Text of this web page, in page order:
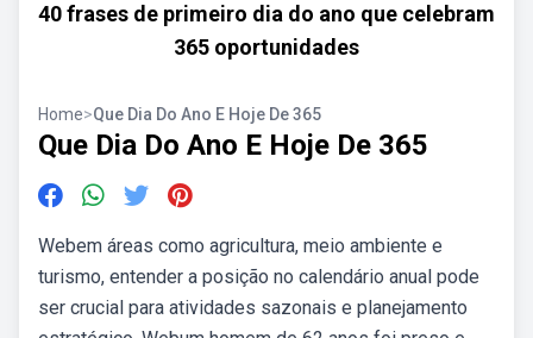
40 frases de primeiro dia do ano que celebram
365 oportunidades
Home>Que Dia Do Ano E Hoje De 365
Que Dia Do Ano E Hoje De 365
Webem áreas como agricultura, meio ambiente e
turismo, entender a posição no calendário anual pode
ser crucial para atividades sazonais e planejamento